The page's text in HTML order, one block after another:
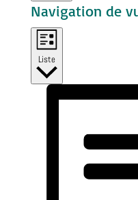
Navigation de
Liste